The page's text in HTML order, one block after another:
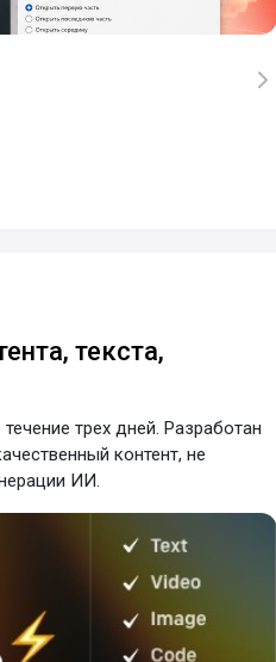
текста,
трех дней. Разработан
контент, не
ИИ.